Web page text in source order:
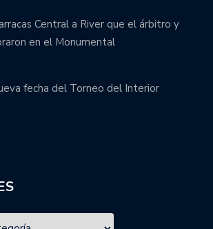
Central a River que el árbitro y
en el Monumental
fecha del Torneo del Interior